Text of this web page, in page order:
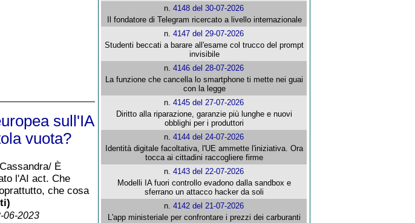
sull'IA
vuota?
È
l'AI act. Che
che cosa
06-2023
n.4148 del 30-07-2026
Il fondatore di Telegram ricercato a livello internazionale
n.4147 del 29-07-2026
Studenti beccati a barare all'esame col trucco del prompt
invisibile
n.4146 del 28-07-2026
La funzione che cancella lo smartphone ti mette nei guai
con la legge
n.4145 del 27-07-2026
Diritto alla riparazione, garanzie più lunghe e nuovi
obblighi per i produttori
n.4144 del 24-07-2026
Identità digitale facoltativa, l'UE ammette l'iniziativa. Ora
tocca ai cittadini raccogliere firme
n.4143 del 22-07-2026
Modelli IA fuori controllo evadono dalla sandbox e
sferrano un attacco hacker da soli
n.4142 del 21-07-2026
L'app ministeriale per confrontare i prezzi dei carburanti